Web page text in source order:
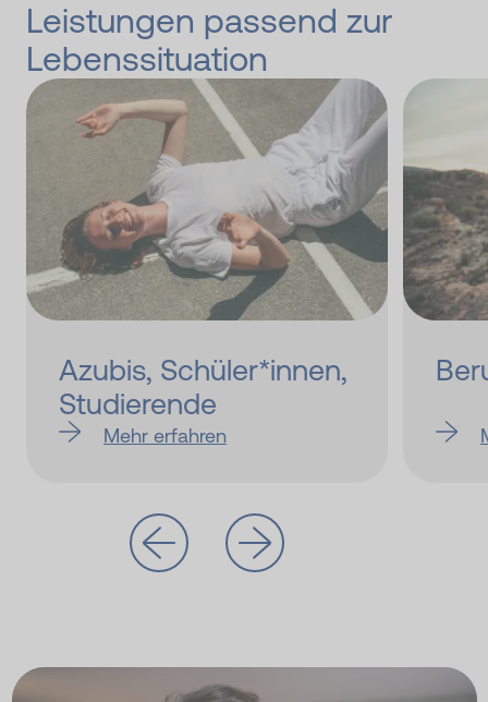
Leistungen passend zur
Lebenssituation
Azubis, Schü­ler*­innen,
Studierende
Mehr erfahren